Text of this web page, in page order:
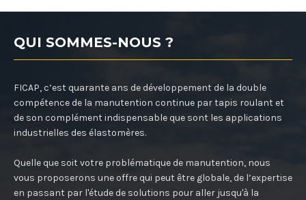
QUI SOMMES-NOUS ?
FICAP, c’est quarante ans de développement de la double
compétence de la manutention continue par tapis roulant et
de son complément indispensable que sont les applications
industrielles des élastomères.
Quelle que soit votre problématique de manutention, nous
vous proposerons une offre qui peut être globale, de l’expertise
en passant par l'étude de solutions pour aller jusqu'à la